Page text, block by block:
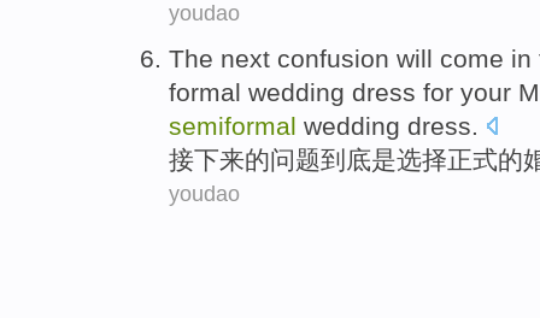
youdao
The next confusion will come in
formal wedding dress for your
semiformal wedding dress.
接下来的问题到底是选择正式的
youdao